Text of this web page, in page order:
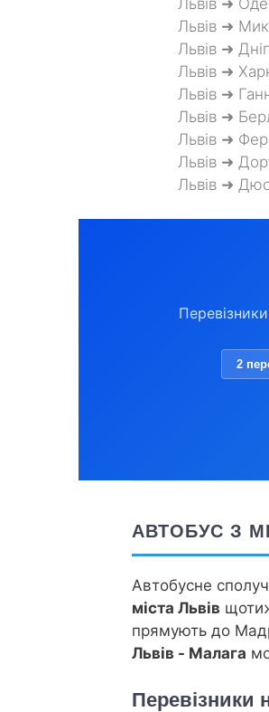
Львів ➜
Львів ➜
Львів ➜
Львів ➜
Львів ➜
Львів ➜
Львів ➜
Львів ➜
Перевізники
2
АВТОБУС З
Автобусне
міста Львів
прямують до
Львів - Малага
Перевізники